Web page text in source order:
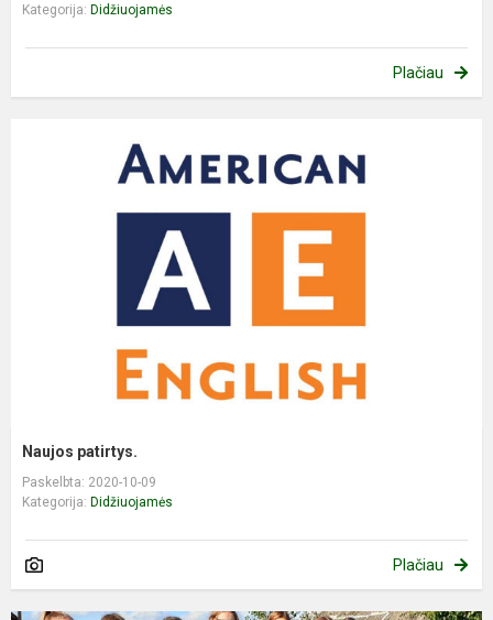
Kategorija: Didžiuojamės
Plačiau
Naujos patirtys.
Paskelbta: 2020-10-09
Kategorija: Didžiuojamės
Plačiau